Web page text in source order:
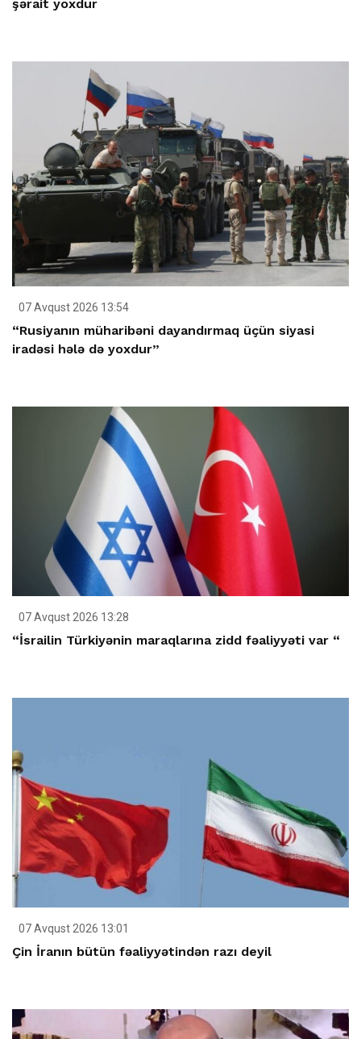
şərait yoxdur
07 Avqust 2026 13:54
“Rusiyanın müharibəni dayandırmaq üçün siyasi
iradəsi hələ də yoxdur”
07 Avqust 2026 13:28
“İsrailin Türkiyənin maraqlarına zidd fəaliyyəti var “
07 Avqust 2026 13:01
Çin İranın bütün fəaliyyətindən razı deyil